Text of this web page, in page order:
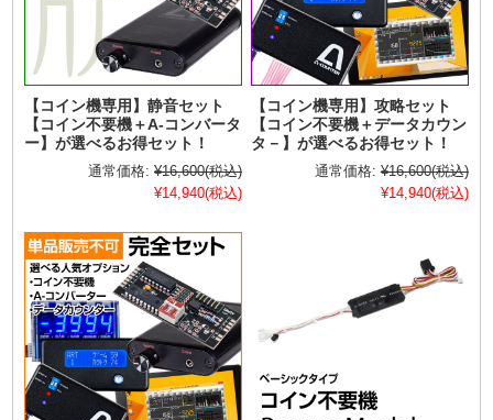
【コイン機専用】静音セット
【コイン不要機＋A-コンバータ
ー】が選べるお得セット！
通常価格: ¥16,600(税込)
¥14,940(税込)
【コイン機専用】攻略セット
【コイン不要機＋データカウン
タ－】が選べるお得セット！
通常価格: ¥16,600(税込)
¥14,940(税込)